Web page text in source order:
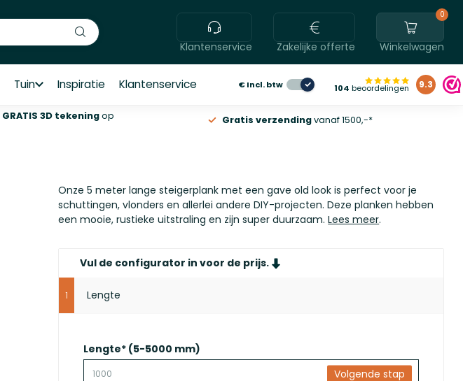
Klantenservice Zakelijke offerte
0
Winkelwagen
Tuin Inspiratie Klantenservice €Incl. btw 104 beoordelingen 9.3
GRATIS 3D tekeningop Gratis verzendingvanaf 1500,-*
Onze 5 meter lange steigerplank met een gave old look is perfect voor je
schuttingen, vlonders en allerlei andere DIY-projecten. Deze planken hebben
een mooie, rustieke uitstraling en zijn super duurzaam.Lees meer.
Vul de configurator in voor de prijs.
1 Lengte
Lengte* (5-5000 mm)
Volgende stap